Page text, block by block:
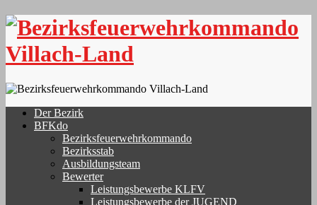
Skip
content
Der Bezirk
BFKdo
Bezirksfeuerwehrkommando
Bezirksstab
Ausbildungsteam
Bewerter
Leistungsbewerbe KLFV
Leistungsbewerbe der JUGEND